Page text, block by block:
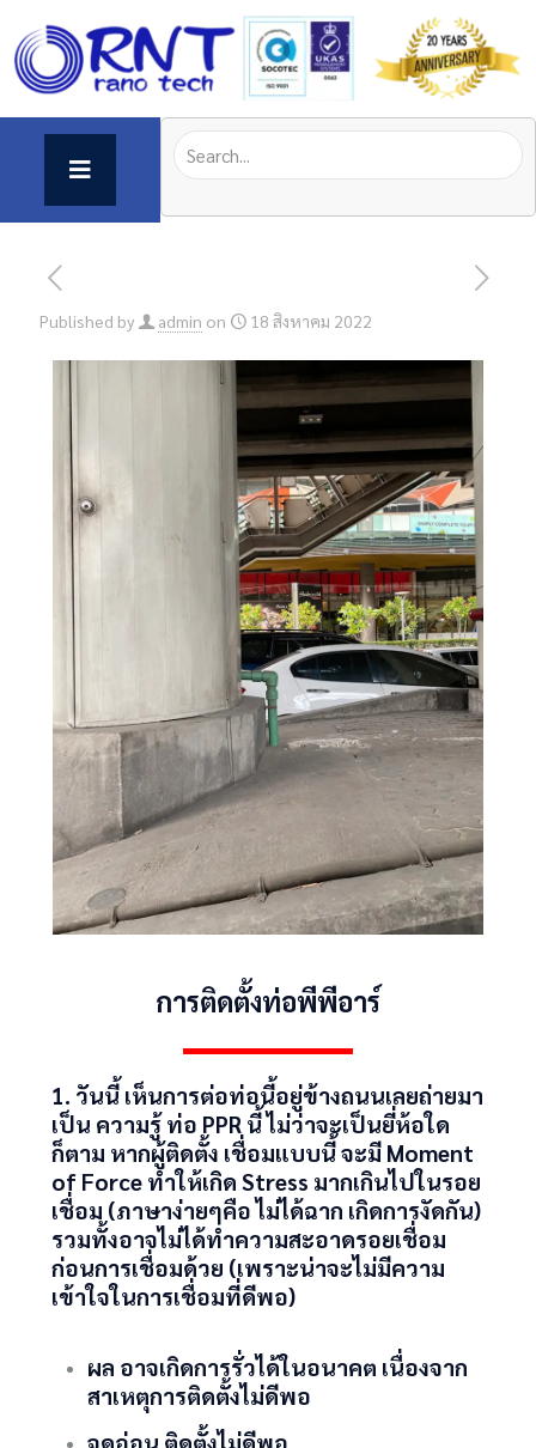
Published by admin on 18 สิงหาคม 2022
การติดตั้งท่อพีพีอาร์
1. วันนี้ เห็นการต่อท่อนี้อยู่ข้างถนนเลยถ่ายมา
เป็น ความรู้ ท่อ PPR นี้ ไม่ว่าจะเป็นยี่ห้อใด
ก็ตาม หากผู้ติดตั้ง เชื่อมแบบนี้ จะมี Moment
of Force ทำให้เกิด Stress มากเกินไปในรอย
เชื่อม (ภาษาง่ายๆคือ ไม่ได้ฉาก เกิดการงัดกัน)
รวมทั้งอาจไม่ได้ทำความสะอาดรอยเชื่อม
ก่อนการเชื่อมด้วย (เพราะน่าจะไม่มีความ
เข้าใจในการเชื่อมที่ดีพอ)
ผล อาจเกิดการรั่วได้ในอนาคต เนื่องจาก
สาเหตุการติดตั้งไม่ดีพอ